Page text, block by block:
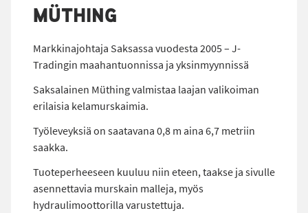
MÜTHING
Markkinajohtaja Saksassa vuodesta 2005 – J-
Tradingin maahantuonnissa ja yksinmyynnissä
Saksalainen Müthing valmistaa laajan valikoiman
erilaisia kelamurskaimia.
Työleveyksiä on saatavana 0,8 m aina 6,7 metriin
saakka.
Tuoteperheeseen kuuluu niin eteen, taakse ja sivulle
asennettavia murskain malleja, myös
hydraulimoottorilla varustettuja.